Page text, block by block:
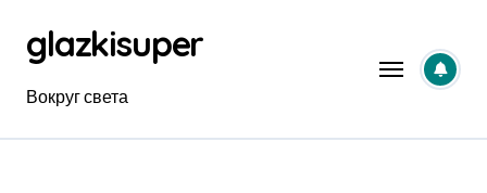
содержанию
glazkisuper
Вокруг света